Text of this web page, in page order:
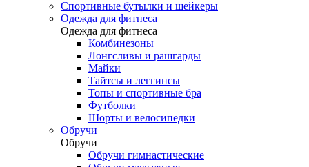
Спортивные бутылки и шейкеры
Одежда для фитнеса
Одежда для фитнеса
Комбинезоны
Лонгсливы и рашгарды
Майки
Тайтсы и леггинсы
Топы и спортивные бра
Футболки
Шорты и велосипедки
Обручи
Обручи
Обручи гимнастические